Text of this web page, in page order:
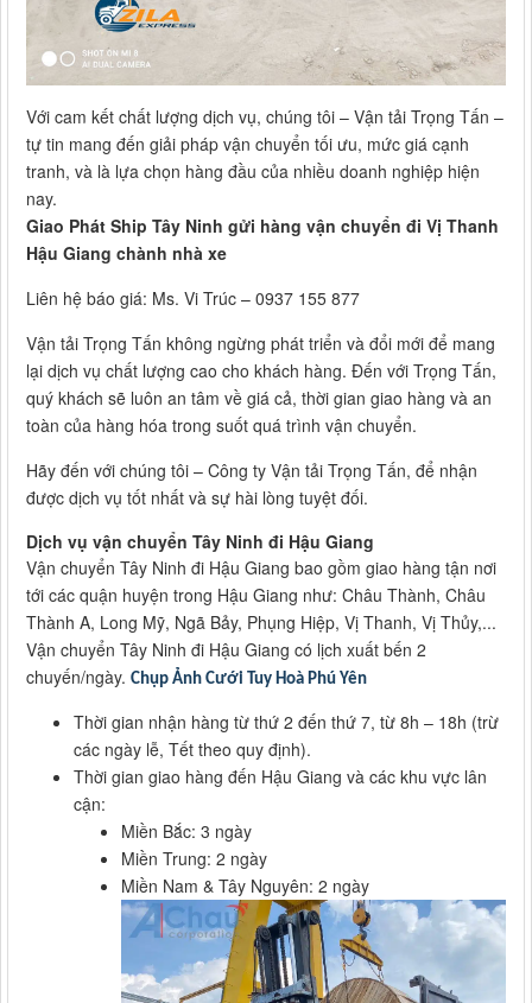
Với cam kết chất lượng dịch vụ, chúng tôi – Vận tải Trọng Tấn –
tự tin mang đến giải pháp vận chuyển tối ưu, mức giá cạnh
tranh, và là lựa chọn hàng đầu của nhiều doanh nghiệp hiện
nay.
Giao Phát Ship Tây Ninh gửi hàng vận chuyển đi Vị Thanh
Hậu Giang chành nhà xe
Liên hệ báo giá: Ms. Vi Trúc – 0937 155 877
Vận tải Trọng Tấn không ngừng phát triển và đổi mới để mang
lại dịch vụ chất lượng cao cho khách hàng. Đến với Trọng Tấn,
quý khách sẽ luôn an tâm về giá cả, thời gian giao hàng và an
toàn của hàng hóa trong suốt quá trình vận chuyển.
Hãy đến với chúng tôi – Công ty Vận tải Trọng Tấn, để nhận
được dịch vụ tốt nhất và sự hài lòng tuyệt đối.
Dịch vụ vận chuyển Tây Ninh đi Hậu Giang
Vận chuyển Tây Ninh đi Hậu Giang bao gồm giao hàng tận nơi
tới các quận huyện trong Hậu Giang như: Châu Thành, Châu
Thành A, Long Mỹ, Ngã Bảy, Phụng Hiệp, Vị Thanh, Vị Thủy,...
Vận chuyển Tây Ninh đi Hậu Giang có lịch xuất bến 2
chuyến/ngày. Chụp Ảnh Cưới Tuy Hoà Phú Yên
Thời gian nhận hàng từ thứ 2 đến thứ 7, từ 8h – 18h (trừ
các ngày lễ, Tết theo quy định).
Thời gian giao hàng đến Hậu Giang và các khu vực lân
cận:
Miền Bắc: 3 ngày
Miền Trung: 2 ngày
Miền Nam & Tây Nguyên: 2 ngày